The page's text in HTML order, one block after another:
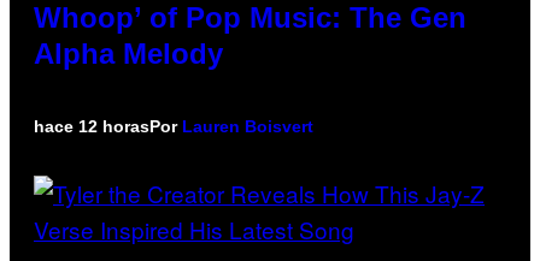
Whoop’ of Pop Music: The Gen
Alpha Melody
hace 12 horasPor Lauren Boisvert